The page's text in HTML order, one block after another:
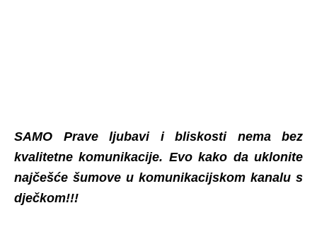
SAMO Prave ljubavi i bliskosti nema bez
kvalitetne komunikacije. Evo kako da uklonite
najčešće šumove u komunikacijskom kanalu s
dječkom!!!